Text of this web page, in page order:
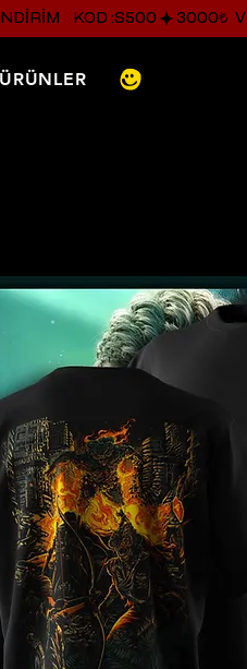
KOD :S500
ÜRÜNLER